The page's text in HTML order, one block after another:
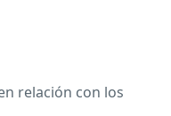
relación con los